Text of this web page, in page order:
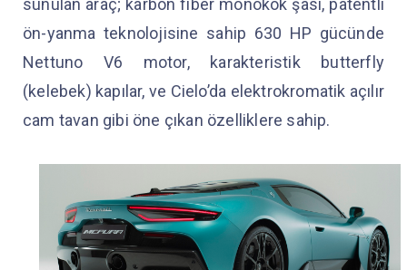
sunulan araç; karbon fiber monokok şasi, patentli
ön-yanma teknolojisine sahip 630 HP gücünde
Nettuno V6 motor, karakteristik butterfly
(kelebek) kapılar, ve Cielo’da elektrokromatik açılır
cam tavan gibi öne çıkan özelliklere sahip.